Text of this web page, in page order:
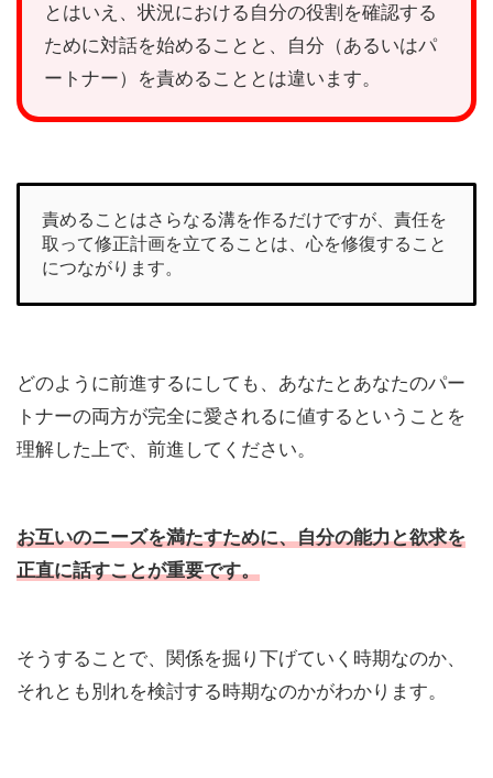
とはいえ、状況における自分の役割を確認する
ために対話を始めることと、自分（あるいはパ
ートナー）を責めることとは違います。
責めることはさらなる溝を作るだけですが、責任を
取って修正計画を立てることは、心を修復すること
につながります。
どのように前進するにしても、あなたとあなたのパー
トナーの両方が完全に愛されるに値するということを
理解した上で、前進してください。
お互いのニーズを満たすために、自分の能力と欲求を
正直に話すことが重要です。
そうすることで、関係を掘り下げていく時期なのか、
それとも別れを検討する時期なのかがわかります。